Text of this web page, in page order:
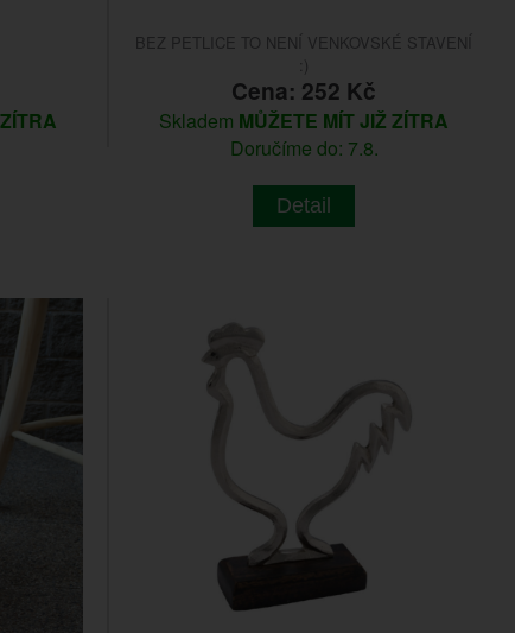
BEZ PETLICE TO NENÍ VENKOVSKÉ STAVENÍ
:)
Cena: 252 Kč
Skladem MŮŽETE MÍT JIŽ ZÍTRA
Doručíme do: 7.8.
Detail